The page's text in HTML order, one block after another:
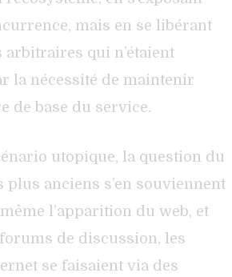
mais en se libérant
arbitraires qui n’étaient
la nécessité de maintenir
de base du service.
utopique, la question du
plus anciens s’en souviennent
l’apparition du web, et
de discussion, les
se faisaient via des